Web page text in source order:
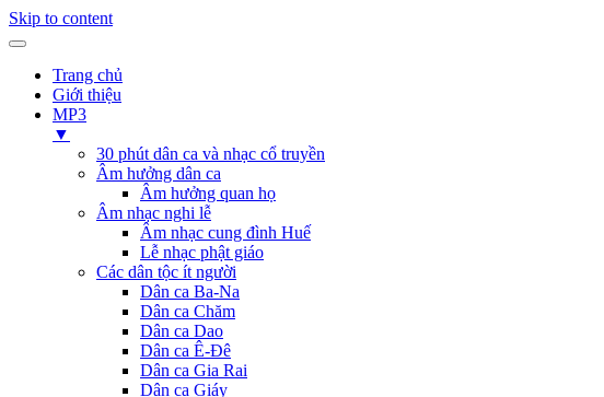
Skip to content
Trang chủ
Giới thiệu
MP3
▼
30 phút dân ca và nhạc cổ truyền
Âm hưởng dân ca
Âm hưởng quan họ
Âm nhạc nghi lễ
Âm nhạc cung đình Huế
Lễ nhạc phật giáo
Các dân tộc ít người
Dân ca Ba-Na
Dân ca Chăm
Dân ca Dao
Dân ca Ê-Đê
Dân ca Gia Rai
Dân ca Giáy